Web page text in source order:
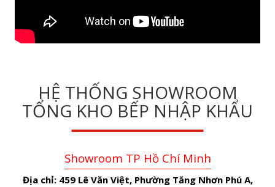
HỆ THỐNG SHOWROOM
TỔNG KHO BẾP NHẬP KHẨU
Showroom TP Hồ Chí Minh
Địa chỉ: 459 Lê Văn Việt, Phường Tăng Nhơn Phú A,